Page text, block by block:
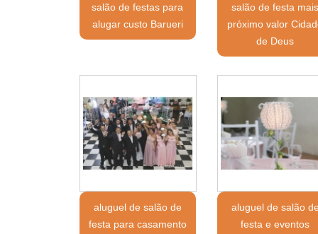
salão de festas para
alugar custo Barueri
salão de festa
próximo valor
de Deus
aluguel de salão de
festa para casamento
aluguel de salão
festa e eventos